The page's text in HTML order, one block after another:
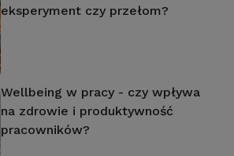
eksperyment czy przełom?
Wellbeing w pracy - czy wpływa
na zdrowie i produktywność
pracowników?